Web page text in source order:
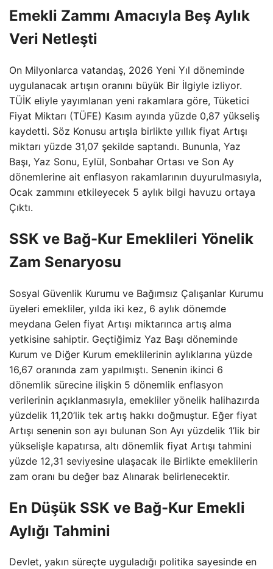
Emekli Zammı Amacıyla Beş Aylık
Veri Netleşti
On Milyonlarca vatandaş, 2026 Yeni Yıl döneminde
uygulanacak artışın oranını büyük Bir İlgiyle izliyor.
TÜİK eliyle yayımlanan yeni rakamlara göre, Tüketici
Fiyat Miktarı (TÜFE) Kasım ayında yüzde 0,87 yükseliş
kaydetti. Söz Konusu artışla birlikte yıllık fiyat Artışı
miktarı yüzde 31,07 şekilde saptandı. Bununla, Yaz
Başı, Yaz Sonu, Eylül, Sonbahar Ortası ve Son Ay
dönemlerine ait enflasyon rakamlarının duyurulmasıyla,
Ocak zammını etkileyecek 5 aylık bilgi havuzu ortaya
Çıktı.
SSK ve Bağ-Kur Emeklileri Yönelik
Zam Senaryosu
Sosyal Güvenlik Kurumu ve Bağımsız Çalışanlar Kurumu
üyeleri emekliler, yılda iki kez, 6 aylık dönemde
meydana Gelen fiyat Artışı miktarınca artış alma
yetkisine sahiptir. Geçtiğimiz Yaz Başı döneminde
Kurum ve Diğer Kurum emeklilerinin aylıklarına yüzde
16,67 oranında zam yapılmıştı. Senenin ikinci 6
dönemlik sürecine ilişkin 5 dönemlik enflasyon
verilerinin açıklanmasıyla, emekliler yönelik halihazırda
yüzdelik 11,20’lik tek artış hakkı doğmuştur. Eğer fiyat
Artışı senenin son ayı bulunan Son Ayı yüzdelik 1’lik bir
yükselişle kapatırsa, altı dönemlik fiyat Artışı tahmini
yüzde 12,31 seviyesine ulaşacak ile Birlikte emeklilerin
zam oranı bu değer baz Alınarak belirlenecektir.
En Düşük SSK ve Bağ-Kur Emekli
Aylığı Tahmini
Devlet, yakın süreçte uyguladığı politika sayesinde en